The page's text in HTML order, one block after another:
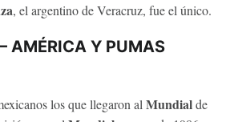
, el argentino de Veracruz, fue el único.
AMÉRICA Y PUMAS
los que llegaron alMundialde